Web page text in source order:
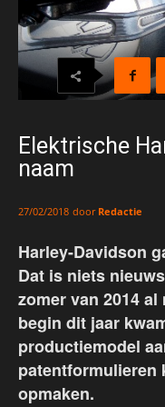
Elektrische
naam
27/02/2018 door Redactie
Harley-Davidson
Dat is niets
zomer van 2014
begin dit jaar
productiemodel
patentformulieren
opmaken.